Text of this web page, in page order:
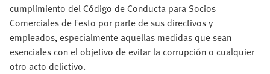
cumplimiento del Código de Conducta para Socios
Comerciales de Festo por parte de sus directivos y
empleados, especialmente aquellas medidas que sean
esenciales con el objetivo de evitar la corrupción o cualquier
otro acto delictivo.